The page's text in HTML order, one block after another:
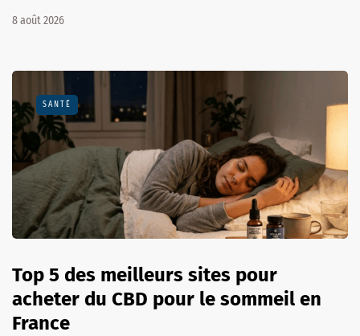
8 août 2026
SANTÉ
Top 5 des meilleurs sites pour
acheter du CBD pour le sommeil en
France